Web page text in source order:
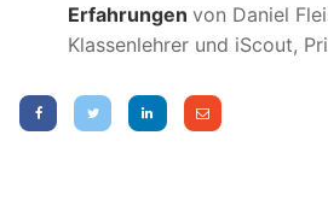
Erfahrungen von Daniel
Klassenlehrer und iScout,